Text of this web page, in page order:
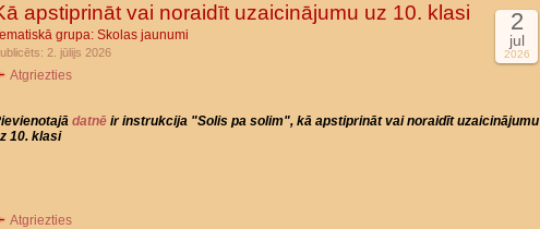
apstiprināt vai noraidīt uzaicinājumu uz 10. klasi
grupa: Skolas jaunumi
2. jūlijs 2026
2
jul
2026
Atgriezties
datnē ir instrukcija "Solis pa solim", kā apstiprināt vai noraidīt uzaicinājumu
10. klasi
Atgriezties